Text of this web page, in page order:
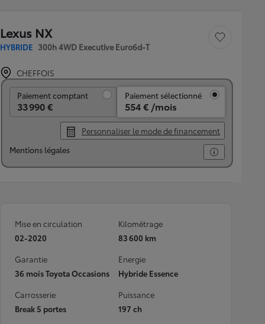
Lexus NX
HYBRIDE 300h 4WD Executive Euro6d-T
Sauvegarder le
CHEFFOIS
Paiement comptant
33 990 €
Paiement sélectionné
554 € /mois
Personnaliser le mode de financement
Mentions légales
Mise en circulation
02-2020
Kilométrage
83 600 km
Garantie
36 mois Toyota Occasions
Energie
Hybride Essence
Carrosserie
Break 5 portes
Puissance
197 ch